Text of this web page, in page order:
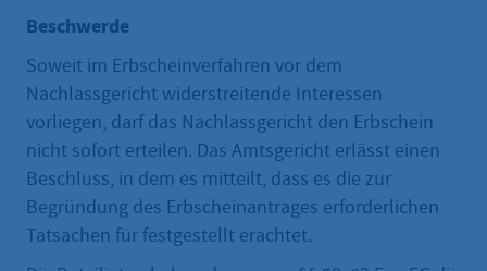
Beschwerde
Soweit im Erbscheinverfahren vor dem
Nachlassgericht widerstreitende Interessen
vorliegen, darf das Nachlassgericht den Erbschein
nicht sofort erteilen. Das Amtsgericht erlässt einen
Beschluss, in dem es mitteilt, dass es die zur
Begründung des Erbscheinantrages erforderlichen
Tatsachen für festgestellt erachtet.